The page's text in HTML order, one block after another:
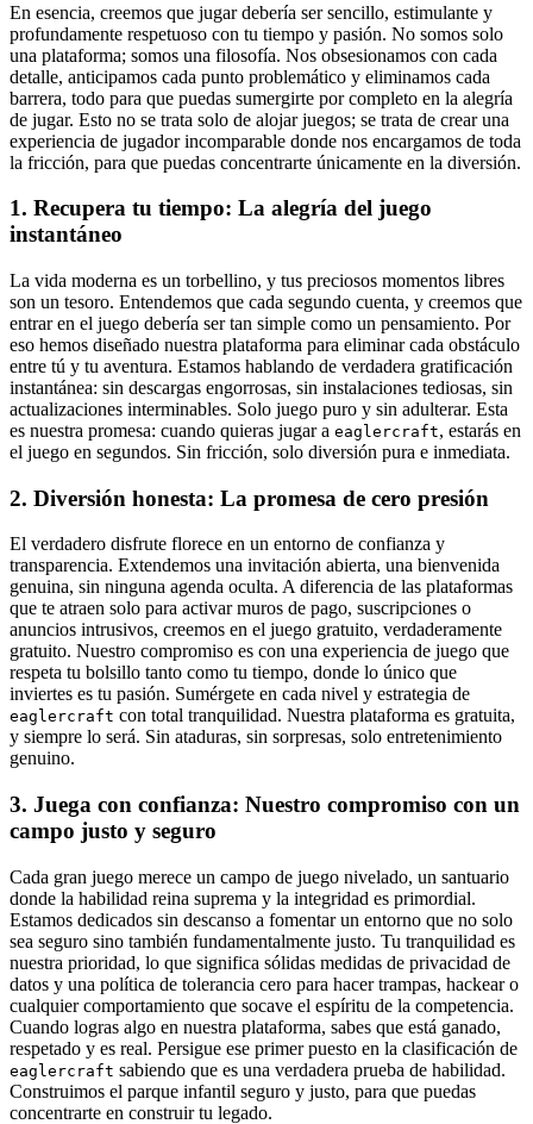
En esencia, creemos que jugar debería ser sencillo, estimulante y
profundamente respetuoso con tu tiempo y pasión. No somos solo
una plataforma; somos una filosofía. Nos obsesionamos con cada
detalle, anticipamos cada punto problemático y eliminamos cada
barrera, todo para que puedas sumergirte por completo en la alegría
de jugar. Esto no se trata solo de alojar juegos; se trata de crear una
experiencia de jugador incomparable donde nos encargamos de toda
la fricción, para que puedas concentrarte únicamente en la diversión.
1. Recupera tu tiempo: La alegría del juego
instantáneo
La vida moderna es un torbellino, y tus preciosos momentos libres
son un tesoro. Entendemos que cada segundo cuenta, y creemos que
entrar en el juego debería ser tan simple como un pensamiento. Por
eso hemos diseñado nuestra plataforma para eliminar cada obstáculo
entre tú y tu aventura. Estamos hablando de verdadera gratificación
instantánea: sin descargas engorrosas, sin instalaciones tediosas, sin
actualizaciones interminables. Solo juego puro y sin adulterar. Esta
es nuestra promesa: cuando quieras jugar a eaglercraft, estarás en
el juego en segundos. Sin fricción, solo diversión pura e inmediata.
2. Diversión honesta: La promesa de cero presión
El verdadero disfrute florece en un entorno de confianza y
transparencia. Extendemos una invitación abierta, una bienvenida
genuina, sin ninguna agenda oculta. A diferencia de las plataformas
que te atraen solo para activar muros de pago, suscripciones o
anuncios intrusivos, creemos en el juego gratuito, verdaderamente
gratuito. Nuestro compromiso es con una experiencia de juego que
respeta tu bolsillo tanto como tu tiempo, donde lo único que
inviertes es tu pasión. Sumérgete en cada nivel y estrategia de
eaglercraft con total tranquilidad. Nuestra plataforma es gratuita,
y siempre lo será. Sin ataduras, sin sorpresas, solo entretenimiento
genuino.
3. Juega con confianza: Nuestro compromiso con un
campo justo y seguro
Cada gran juego merece un campo de juego nivelado, un santuario
donde la habilidad reina suprema y la integridad es primordial.
Estamos dedicados sin descanso a fomentar un entorno que no solo
sea seguro sino también fundamentalmente justo. Tu tranquilidad es
nuestra prioridad, lo que significa sólidas medidas de privacidad de
datos y una política de tolerancia cero para hacer trampas, hackear o
cualquier comportamiento que socave el espíritu de la competencia.
Cuando logras algo en nuestra plataforma, sabes que está ganado,
respetado y es real. Persigue ese primer puesto en la clasificación de
eaglercraft sabiendo que es una verdadera prueba de habilidad.
Construimos el parque infantil seguro y justo, para que puedas
concentrarte en construir tu legado.